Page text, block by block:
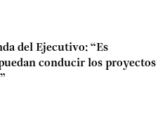
del Ejecutivo: “Es
conducir los proyectos